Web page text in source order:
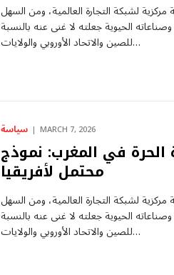
مركزية لشبكة التجارة العالمية، ومن السهل
الحيوية جعلته لا غنى عنه بالنسبة
للصين والاتحاد الأوروبي والولايات…
سياسة MARCH 7, 2026
الحرة في المغرب: نموذج
محتمل لأفريقيا
مركزية لشبكة التجارة العالمية، ومن السهل
الحيوية جعلته لا غنى عنه بالنسبة
للصين والاتحاد الأوروبي والولايات…